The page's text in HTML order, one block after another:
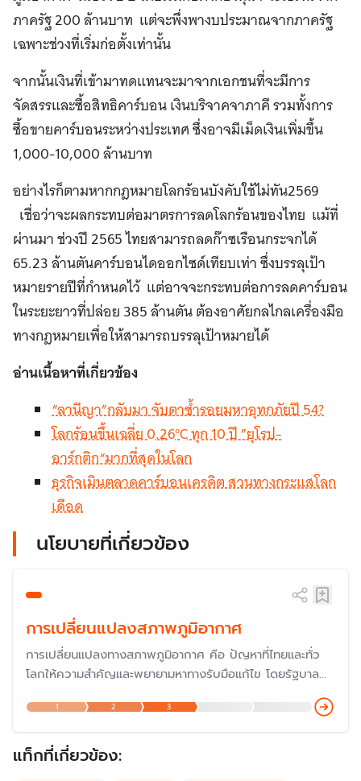
ภาครัฐ 200 ล้านบาท แต่จะพึ่งพางบประมาณจากภาครัฐ
เฉพาะช่วงที่เริ่มก่อตั้งเท่านั้น
จากนั้นเงินที่เข้ามาทดแทนจะมาจากเอกชนที่จะมีการ
จัดสรรและซื้อสิทธิคาร์บอน เงินบริจาคจาภาคี รวมทั้งการ
ซื้อขายคาร์บอนระหว่างประเทศ ซึ่งอาจมีเม็ดเงินเพิ่มขึ้น
1,000-10,000 ล้านบาท
อย่างไรก็ตามหากกฎหมายโลกร้อนบังคับใช้ไม่ทัน2569
เชื่อว่าจะผลกระทบต่อมาตรการลดโลกร้อนของไทย แม้ที่
ผ่านมา ช่วงปี 2565 ไทยสามารถลดก๊าซเรือนกระจกได้
65.23 ล้านตันคาร์บอนไดออกไซด์เทียบเท่า ซึ่งบรรลุเป้า
หมายรายปีที่กำหนดไว้ แต่อาจจะกระทบต่อการลดคาร์บอน
ในระยะยาวที่ปล่อย 385 ล้านตัน ต้องอาศัยกลไกลเครื่องมือ
ทางกฎหมายเพื่อให้สามารถบรรลุเป้าหมายได้
อ่านเนื้อหาที่เกี่ยวข้อง
“ลานีญา”กลับมา จับตาซ้ำรอยมหาอุทกภัยปี 54?
โลกร้อนขึ้นเฉลี่ย 0.26°C ทุก 10 ปี ”ยุโรป-
อาร์กติก“มากที่สุดในโลก
ธุรกิจเมินตลาดคาร์บอนเครดิต สวนทางกระแสโลก
เดือด
นโยบายที่เกี่ยวข้อง
การเปลี่ยนแปลงสภาพภูมิอากาศ
การเปลี่ยนแปลงทางสภาพภูมิอากาศ คือ ปัญหาที่ไทยและทั่ว
โลกให้ความสำคัญและพยายามหาทางรับมือแก้ไข โดยรัฐบาล
ประกาศสานต่อนโยบาย Carbon Neutrality (ความเป็นกลาง
ทางคาร์บอน) เพื่อให้ประเทศไทยเป็นผู้นำของอาเซียนในด้านการ
ลดการปล่อยก๊าซคาร์บอนไดออกไซด์ โดยในปี 2567 ได้เข้า
ร่วมประชุม COP29 เพื่อแสดงบทบาทความร่วมมือกับ
1 2 3
แท็กที่เกี่ยวข้อง: